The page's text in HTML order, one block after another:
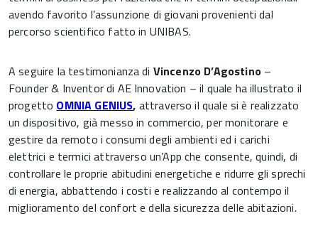
avendo favorito l’assunzione di giovani provenienti dal
percorso scientifico fatto in UNIBAS.
A seguire la testimonianza di Vincenzo D’Agostino–
Founder & Inventor di AE Innovation – il quale ha illustrato il
progetto OMNIA GENIUS, attraverso il quale si è realizzato
un dispositivo, già messo in commercio, per monitorare e
gestire da remoto i consumi degli ambienti ed i carichi
elettrici e termici attraverso un’App che consente, quindi, di
controllare le proprie abitudini energetiche e ridurre gli sprechi
di energia, abbattendo i costi e realizzando al contempo il
miglioramento del confort e della sicurezza delle abitazioni.